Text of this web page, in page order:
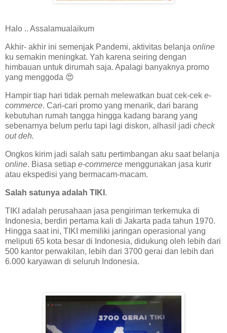
Halo .. Assalamualaikum
Akhir- akhir ini semenjak Pandemi, aktivitas belanja online
ku semakin meningkat. Yah karena seiring dengan
himbauan untuk dirumah saja. Apalagi banyaknya promo
yang menggoda 😍
Hampir tiap hari tidak pernah melewatkan buat cek-cek e-
commerce. Cari-cari promo yang menarik, dari barang
kebutuhan rumah tangga hingga kadang barang yang
sebenarnya belum perlu tapi lagi diskon, alhasil jadi check
out deh.
Ongkos kirim jadi salah satu pertimbangan aku saat belanja
online. Biasa setiap e-commerce menggunakan jasa kurir
atau ekspedisi yang bermacam-macam.
Salah satunya adalah TIKI .
TIKI adalah perusahaan jasa pengiriman terkemuka di
Indonesia, berdiri pertama kali di Jakarta pada tahun 1970.
Hingga saat ini, TIKI memiliki jaringan operasional yang
meliputi 65 kota besar di Indonesia, didukung oleh lebih dari
500 kantor perwakilan, lebih dari 3700 gerai dan lebih dari
6.000 karyawan di seluruh Indonesia.